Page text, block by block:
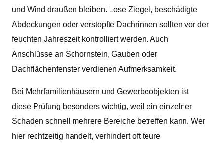
und Wind draußen bleiben. Lose Ziegel, beschädigte
Abdeckungen oder verstopfte Dachrinnen sollten vor der
feuchten Jahreszeit kontrolliert werden. Auch
Anschlüsse an Schornstein, Gauben oder
Dachflächenfenster verdienen Aufmerksamkeit.
Bei Mehrfamilienhäusern und Gewerbeobjekten ist
diese Prüfung besonders wichtig, weil ein einzelner
Schaden schnell mehrere Bereiche betreffen kann. Wer
hier rechtzeitig handelt, verhindert oft teure